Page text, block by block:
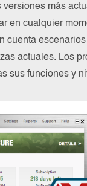
más
en cualquier
cuenta
actuales. Los
sus funciones y